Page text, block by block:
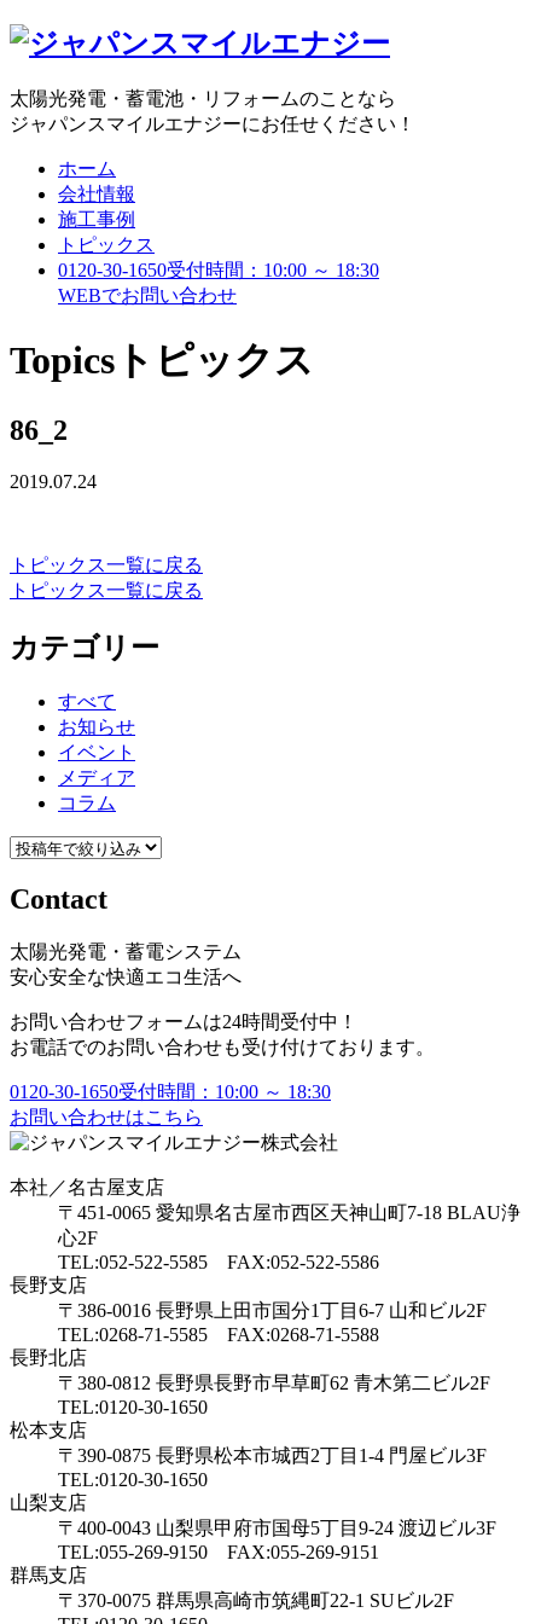
太陽光発電・蓄電池・リフォームのことなら
ジャパンスマイルエナジーにお任せください！
ホーム
会社情報
施工事例
トピックス
0120-30-1650受付時間：10:00 ～ 18:30
WEBでお問い合わせ
Topics トピックス
86_2
2019.07.24
トピックス一覧に戻る
トピックス一覧に戻る
カテゴリー
すべて
お知らせ
イベント
メディア
コラム
Contact
太陽光発電・蓄電システム
安心安全な快適エコ生活へ
お問い合わせフォームは24時間受付中！
お電話でのお問い合わせも受け付けております。
0120-30-1650受付時間：10:00 ～ 18:30
お問い合わせはこちら
本社／名古屋支店
〒451-0065 愛知県名古屋市西区天神山町7-18 BLAU浄
心2F
TEL:052-522-5585 FAX:052-522-5586
長野支店
〒386-0016 長野県上田市国分1丁目6-7 山和ビル2F
TEL:0268-71-5585 FAX:0268-71-5588
長野北店
〒380-0812 長野県長野市早草町62 青木第二ビル2F
TEL:0120-30-1650
松本支店
〒390-0875 長野県松本市城西2丁目1-4 門屋ビル3F
TEL:0120-30-1650
山梨支店
〒400-0043 山梨県甲府市国母5丁目9-24 渡辺ビル3F
TEL:055-269-9150 FAX:055-269-9151
群馬支店
〒370-0075 群馬県高崎市筑縄町22-1 SUビル2F